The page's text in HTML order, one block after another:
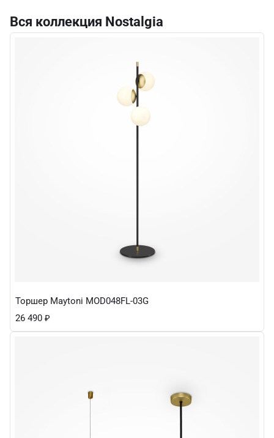
Вся коллекция Nostalgia
Торшер Maytoni MOD048FL-03G
26 490 ₽